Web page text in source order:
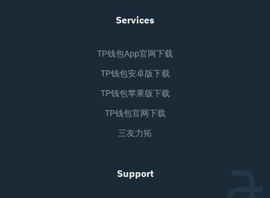
Services
TP钱包app官网下载
TP钱包安卓版下载
TP钱包苹果版下载
TP钱包官网下载
三友力拓
Support